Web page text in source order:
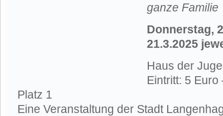
ganze Familie
Donnerstag,
21.3.2025
Haus der
Eintritt: 5
Platz 1
Eine Veranstaltung der Stadt